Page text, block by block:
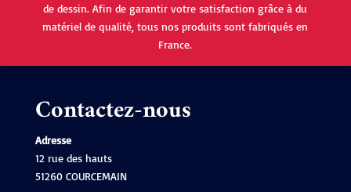
de dessin. Afin de garantir votre satisfaction grâce à du
matériel de qualité, tous nos produits sont fabriqués en
France.
Contactez-nous
Adresse
12 rue des hauts
51260 COURCEMAIN